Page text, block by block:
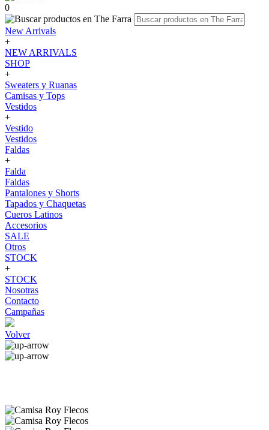
0
New Arrivals
+
NEW ARRIVALS
SHOP
+
Sweaters y Ruanas
Camisas y Tops
Vestidos
+
Vestido
Vestidos
Faldas
+
Falda
Faldas
Pantalones y Shorts
Tapados y Chaquetas
Cueros Latinos
Accesorios
SALE
Otros
STOCK
+
STOCK
Nosotras
Contacto
Campañas
Volver